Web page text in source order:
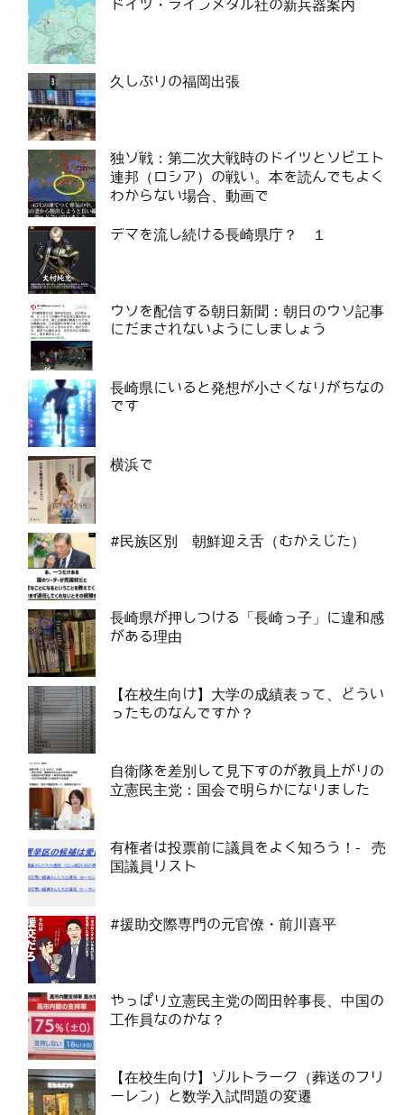
ドイツ・ラインメタル社の新兵器案内
久しぶりの福岡出張
独ソ戦：第二次大戦時のドイツとソビエト
連邦（ロシア）の戦い。本を読んでもよく
わからない場合、動画で
デマを流し続ける長崎県庁？ １
ウソを配信する朝日新聞：朝日のウソ記事
にだまされないようにしましょう
長崎県にいると発想が小さくなりがちなの
です
横浜で
#民族区別 朝鮮迎え舌（むかえじた）
長崎県が押しつける「長崎っ子」に違和感
がある理由
【在校生向け】大学の成績表って、どうい
ったものなんですか？
自衛隊を差別して見下すのが教員上がりの
立憲民主党：国会で明らかになりました
有権者は投票前に議員をよく知ろう！- 売
国議員リスト
#援助交際専門の元官僚・前川喜平
やっぱり立憲民主党の岡田幹事長、中国の
工作員なのかな？
【在校生向け】ゾルトラーク（葬送のフリ
ーレン）と数学入試問題の変遷